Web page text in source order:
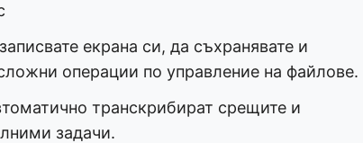
екрана си, да съхранявате и
операции по управление на файлове.
транскрибират срещите и
задачи.